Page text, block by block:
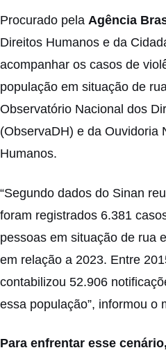
Procurado pela Agência
Direitos Humanos e da
acompanhar os casos de
população em situação de
Observatório Nacional dos
(ObservaDH) e da Ouvidoria
Humanos.
“Segundo dados do Sinan
foram registrados 6.381
pessoas em situação de rua
em relação a 2023. Entre
contabilizou 52.906
essa população”, informou o
Para enfrentar esse